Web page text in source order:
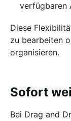
verfügbaren
Diese
zu bearbeiten
organisieren.
Sofort
Bei Drag and